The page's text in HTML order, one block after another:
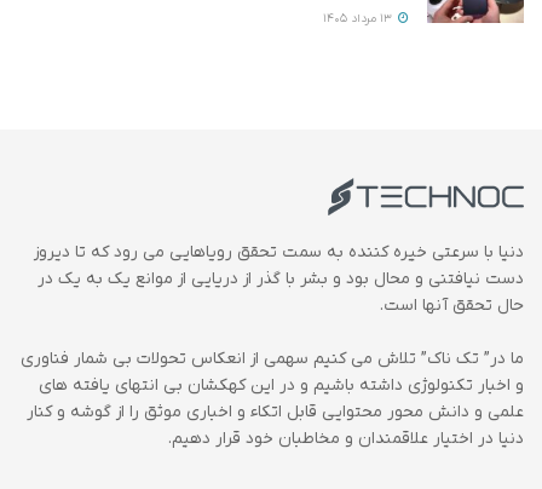
دنیا با سرعتی خیره کننده به سمت تحقق رویاهایی می رود که تا دیروز
دست نیافتنی و محال بود و بشر با گذر از دریایی از موانع یک به یک در
حال تحقق آنها است.
ما در” تک ناک” تلاش می کنیم سهمی از انعکاس تحولات بی شمار فناوری
و اخبار تکنولوژی داشته باشیم و در این کهکشان بی انتهای یافته های
علمی و دانش محور محتوایی قابل اتکاء و اخباری موثق را از گوشه و کنار
دنیا در اختیار علاقمندان و مخاطبان خود قرار دهیم.